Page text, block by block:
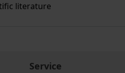
literature
Service